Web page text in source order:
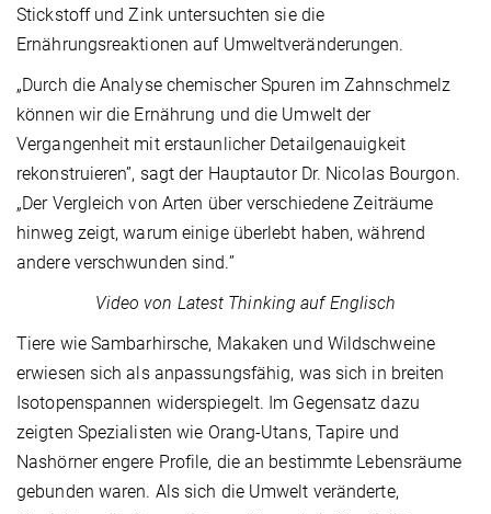
Stickstoff und Zink untersuchten sie die
Ernährungsreaktionen auf Umweltveränderungen.
„Durch die Analyse chemischer Spuren im Zahnschmelz
können wir die Ernährung und die Umwelt der
Vergangenheit mit erstaunlicher Detailgenauigkeit
rekonstruieren”, sagt der Hauptautor Dr. Nicolas Bourgon.
„Der Vergleich von Arten über verschiedene Zeiträume
hinweg zeigt, warum einige überlebt haben, während
andere verschwunden sind.”
Video von Latest Thinking auf Englisch
Tiere wie Sambarhirsche, Makaken und Wildschweine
erwiesen sich als anpassungsfähig, was sich in breiten
Isotopenspannen widerspiegelt. Im Gegensatz dazu
zeigten Spezialisten wie Orang-Utans, Tapire und
Nashörner engere Profile, die an bestimmte Lebensräume
gebunden waren. Als sich die Umwelt veränderte,